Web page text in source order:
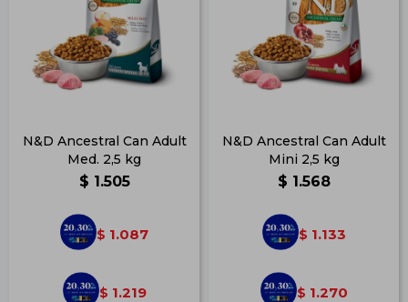
N&D Ancestral Can Adult
Med. 2,5 kg
$ 1.505
$ 1.087
$ 1.219
N&D Ancestral Can Adult
Mini 2,5 kg
$ 1.568
$ 1.133
$ 1.270